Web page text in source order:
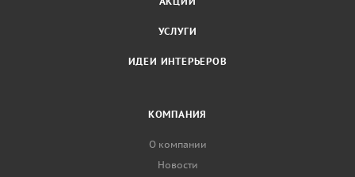
УСЛУГИ
ИДЕИ ИНТЕРЬЕРОВ
КОМПАНИЯ
О компании
Новости